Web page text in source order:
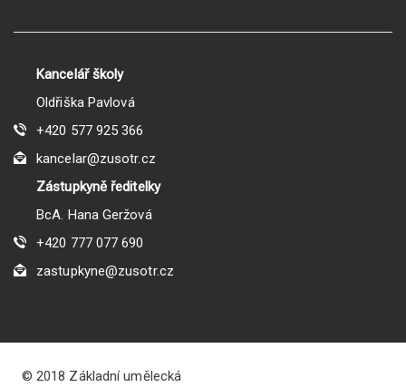
Kancelář školy
Oldřiška Pavlová
+420 577 925 366
kancelar@zusotr.cz
Zástupkyně ředitelky
BcA. Hana Geržová
+420 777 077 690
zastupkyne@zusotr.cz
© 2018 Základní umělecká